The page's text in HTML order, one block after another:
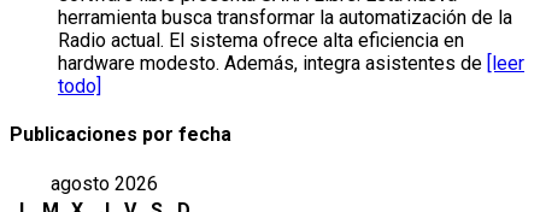
herramienta busca transformar la automatización de la
Radio actual. El sistema ofrece alta eficiencia en
hardware modesto. Además, integra asistentes de [leer
todo]
Publicaciones por fecha
agosto 2026